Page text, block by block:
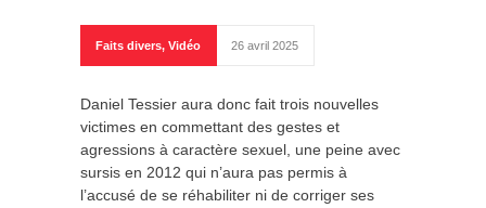
Faits divers, Vidéo 26 avril 2025
Daniel Tessier aura donc fait trois nouvelles
victimes en commettant des gestes et
agressions à caractère sexuel, une peine avec
sursis en 2012 qui n’aura pas permis à
l’accusé de se réhabiliter ni de corriger ses